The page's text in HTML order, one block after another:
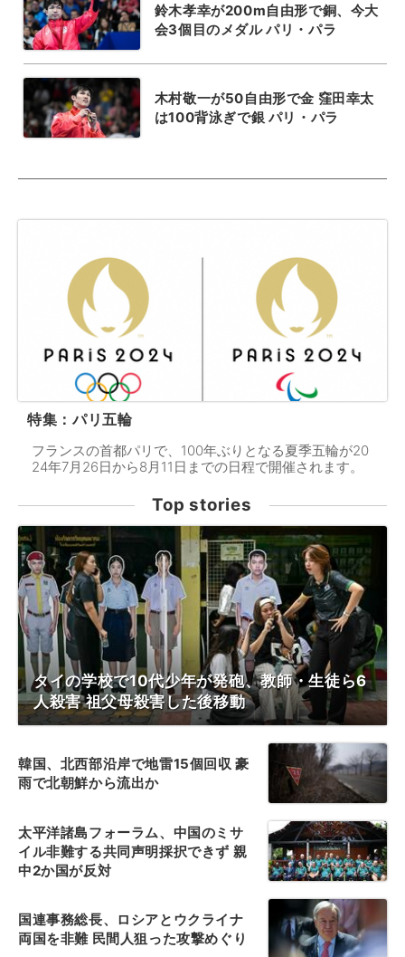
鈴木孝幸が200m自由形で銅、今大
会3個目のメダル パリ・パラ
木村敬一が50自由形で金 窪田幸太
は100背泳ぎで銀 パリ・パラ
特集：パリ五輪
フランスの首都パリで、100年ぶりとなる夏季五輪が20
24年7月26日から8月11日までの日程で開催されます。
Top stories
タイの学校で10代少年が発砲、教師・生徒ら6
人殺害 祖父母殺害した後移動
韓国、北西部沿岸で地雷15個回収 豪
雨で北朝鮮から流出か
太平洋諸島フォーラム、中国のミサ
イル非難する共同声明採択できず 親
中2か国が反対
国連事務総長、ロシアとウクライナ
両国を非難 民間人狙った攻撃めぐり